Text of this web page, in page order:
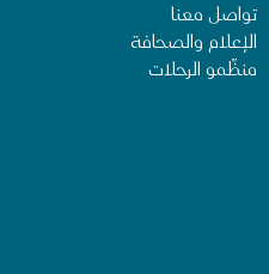
تواصل معنا
الإعلام والصحافة
منظِّمو الرحلات